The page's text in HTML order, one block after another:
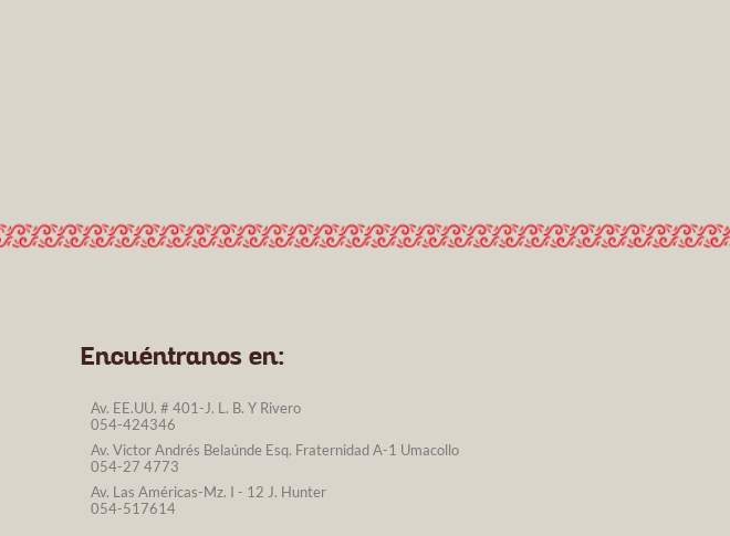
Encuéntranos en:
Av. EE.UU. # 401-J. L. B. Y Rivero
054-424346
Av. Victor Andrés Belaúnde Esq. Fraternidad A-1 Umacollo
054-27 4773
Av. Las Américas-Mz. I - 12 J. Hunter
054-517614